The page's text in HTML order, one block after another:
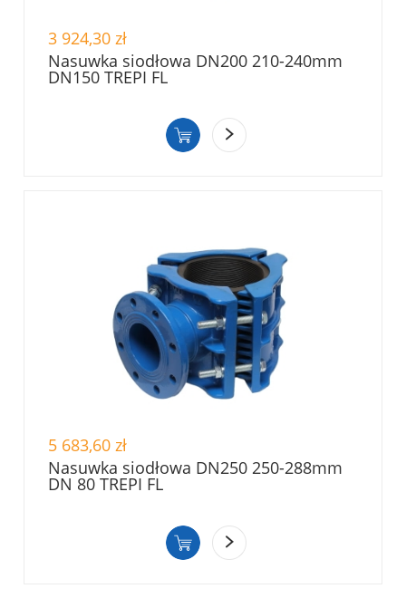
3 924,30 zł
Nasuwka siodłowa DN200 210-240mm
DN150 TREPI FL
5 683,60 zł
Nasuwka siodłowa DN250 250-288mm
DN 80 TREPI FL